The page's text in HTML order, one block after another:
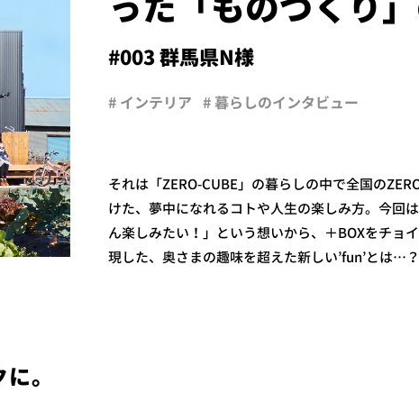
#003 群馬県N様
# インテリア # 暮らしのインタビュー
それは「ZERO-CUBE」の暮らしの中で全国の
けた、夢中になれるコトや人生の楽しみ方。今回
ん楽しみたい！」という想いから、＋BOXをチョ
現した、奥さまの趣味を超えた新しい’fun’とは…？
。